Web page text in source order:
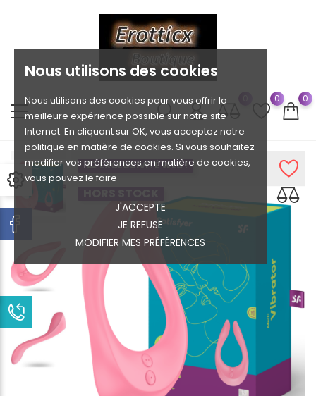
Nous utilisons des cookies
Nous utilisons des cookies pour vous offrir la
meilleure expérience possible sur notre site
Internet. En cliquant sur OK, vous acceptez notre
politique en matière de cookies. Si vous souhaitez
modifier vos préférences en matière de cookies,
vous pouvez le faire
J'ACCEPTE
JE REFUSE
MODIFIER MES PRÉFÉRENCES
0 0
EXCLUSIVITÉ WEB !